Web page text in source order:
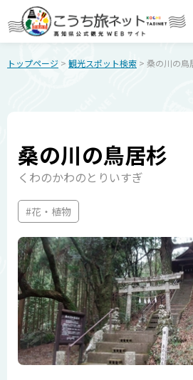
トップページ > 観光スポット検索 > 桑の川の鳥
桑の川の鳥居杉
くわのかわのとりいすぎ
#花・植物